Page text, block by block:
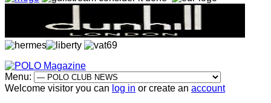
Menu:
Welcome visitor you can log in or create an account